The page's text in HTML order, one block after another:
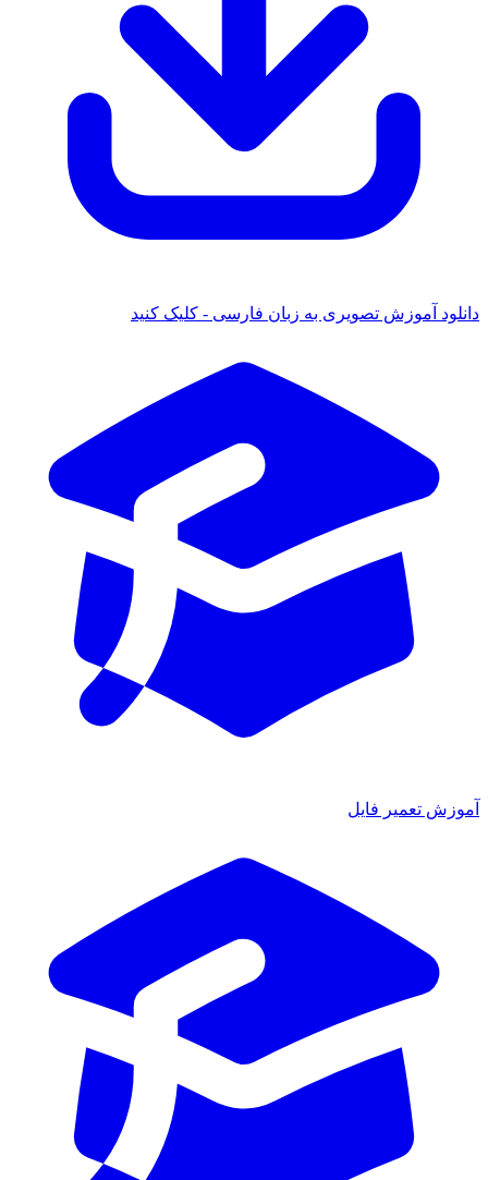
آموزش تصویری به زبان فارسی - کلیک کنید
تعمیر فایل